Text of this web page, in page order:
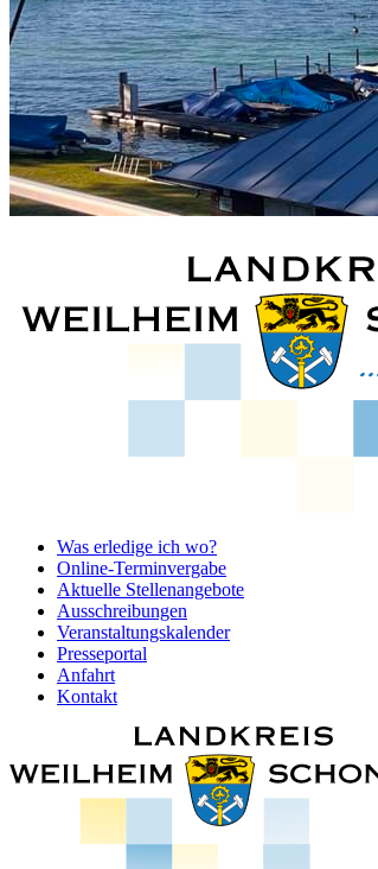
Was erledige ich wo?
Online-Terminvergabe
Aktuelle Stellenangebote
Ausschreibungen
Veranstaltungskalender
Presseportal
Anfahrt
Kontakt